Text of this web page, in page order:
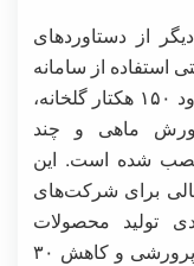
از دستاوردهای
از سامانه
نانوحباب است، گفت: این سامانه در حدود ۱۵۰ هکتار گلخانه،
۱۰ استخر پرورش ماهی و چند
شده است. این
۲۵۰۰ میلیارد ریالی برای شرکت‌های
موجب افزایش ۱۲ درصدی تولید محصولات
کشاورزی، افزایش ۱۰۰ درصدی ماهی پرورشی و کاهش ۳۰